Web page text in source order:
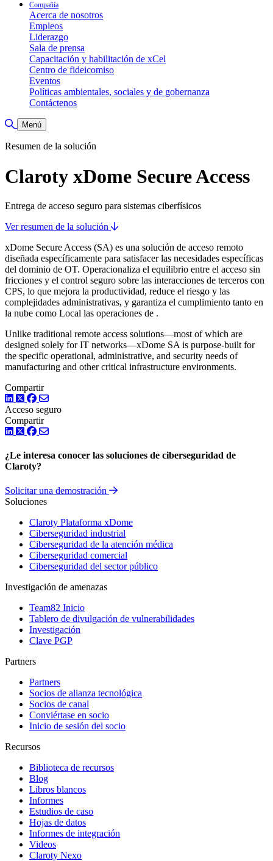
Compañía
Acerca de nosotros
Empleos
Liderazgo
Sala de prensa
Capacitación y habilitación de xCel
Centro de fideicomiso
Eventos
Políticas ambientales, sociales y de gobernanza
Contáctenos
Alternar búsqueda
Menú
Resumen de la solución
Claroty xDome Secure Access
Entrega de acceso seguro para sistemas ciberfísicos
Ver resumen de la solución
xDome Secure Access (SA) es una solución de acceso remoto
diseñada específicamente para satisfacer las necesidades específicas
del dominio de OT. Operacionaliza el equilibrio entre el acceso sin
fricciones y el control seguro sobre las interacciones de terceros con
CPS, lo que mejora la productividad, reduce el riesgo y las
complejidades administrativas, y garantiza el cumplimiento tanto en
la nube como Local las operaciones de .
Unlike traditional remote access solutions—most of which are
designed solely for IT networks—xDome SA is purpose-built for
the specific operational, administrative, and security needs of
manufacturing and other critical infrastructure environments.
Compartir
LinkedIn
TwitterFacebook
Acceso seguro
Compartir
LinkedIn
TwitterFacebook
¿Le interesa conocer las soluciones de ciberseguridad de
Claroty?
Solicitar una demostración
Soluciones
Claroty Plataforma xDome
Ciberseguridad industrial
Ciberseguridad de la atención médica
Ciberseguridad comercial
Ciberseguridad del sector público
Investigación de amenazas
Team82 Inicio
Tablero de divulgación de vulnerabilidades
Investigación
Clave PGP
Partners
Partners
Socios de alianza tecnológica
Socios de canal
Conviértase en socio
Inicio de sesión del socio
Recursos
Biblioteca de recursos
Blog
Libros blancos
Informes
Estudios de caso
Hojas de datos
Informes de integración
Videos
Claroty Nexo